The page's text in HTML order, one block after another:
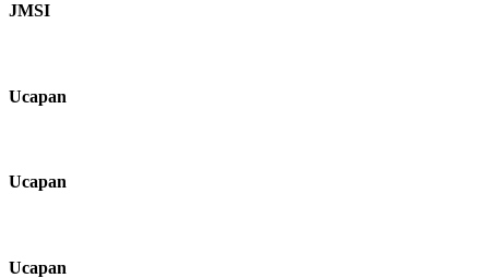
JMSI
Ucapan
Ucapan
Ucapan